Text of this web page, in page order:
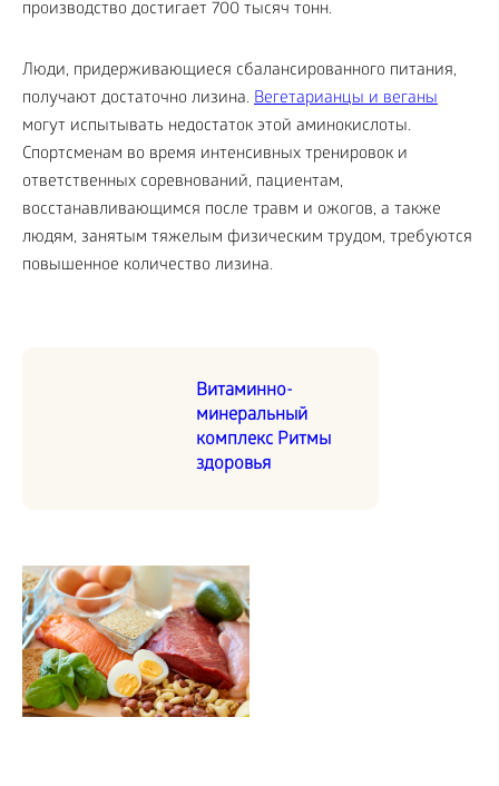
производство достигает 700 тысяч тонн.
Люди, придерживающиеся сбалансированного питания,
получают достаточно лизина. Вегетарианцы и веганы
могут испытывать недостаток этой аминокислоты.
Спортсменам во время интенсивных тренировок и
ответственных соревнований, пациентам,
восстанавливающимся после травм и ожогов, а также
людям, занятым тяжелым физическим трудом, требуются
повышенное количество лизина.
Витаминно-
минеральный
комплекс Ритмы
здоровья